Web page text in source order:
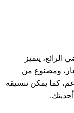
الرائع، يتميز
ومصنوع من
كما يمكن تنسيقه